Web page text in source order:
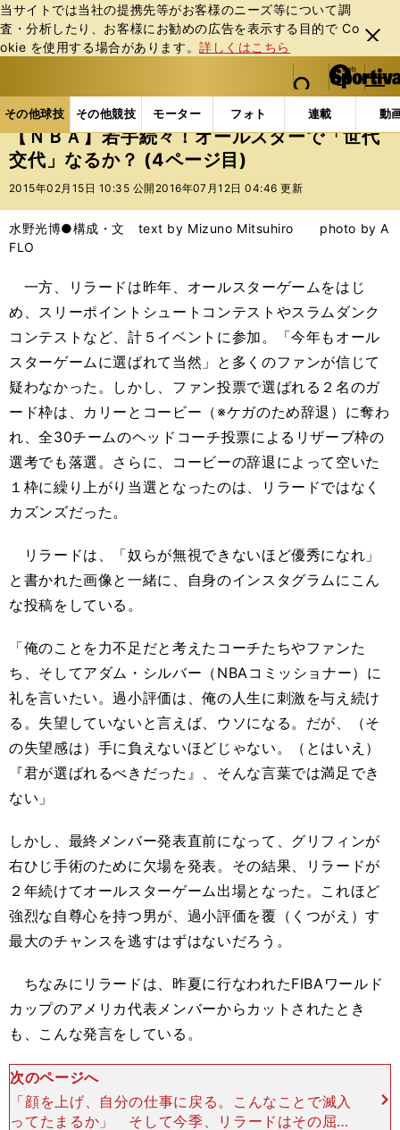
当サイトでは当社の提携先等がお客様のニーズ等について調
査・分析したり、お客様にお勧めの広告を表⽰する⽬的で Co
okie を使⽤する場合があります。詳しくはこちら
閉じ
る
web Sportiva (webスポルティーバ)
検索
マイペ
ー
ジ
メニュ
その他球技 その他競技 モーター フォト 連載 動
ス
ポ
ル
バ
その他球技の記事一覧 バスケットボール NBA
【ＮＢＡ】若手続々！オールスターで「世代
交代」なるか？ (4ページ目)
2015年02月15日 10:35 公開 2016年07月12日 04:46 更新
水野光博●構成・文 text by Mizuno Mitsuhiro photo by A
FLO
一方、リラードは昨年、オールスターゲームをはじ
め、スリーポイントシュートコンテストやスラムダンク
コンテストなど、計５イベントに参加。「今年もオール
スターゲームに選ばれて当然」と多くのファンが信じて
疑わなかった。しかし、ファン投票で選ばれる２名のガ
ード枠は、カリーとコービー（※ケガのため辞退）に奪わ
れ、全30チームのヘッドコーチ投票によるリザーブ枠の
選考でも落選。さらに、コービーの辞退によって空いた
１枠に繰り上がり当選となったのは、リラードではなく
カズンズだった。
リラードは、「奴らが無視できないほど優秀になれ」
と書かれた画像と一緒に、自身のインスタグラムにこん
な投稿をしている。
「俺のことを力不足だと考えたコーチたちやファンた
ち、そしてアダム・シルバー（NBAコミッショナー）に
礼を言いたい。過小評価は、俺の人生に刺激を与え続け
る。失望していないと言えば、ウソになる。だが、（そ
の失望感は）手に負えないほどじゃない。（とはいえ）
『君が選ばれるべきだった』、そんな言葉では満足でき
ない」
しかし、最終メンバー発表直前になって、グリフィンが
右ひじ手術のために欠場を発表。その結果、リラードが
２年続けてオールスターゲーム出場となった。これほど
強烈な自尊心を持つ男が、過小評価を覆（くつがえ）す
最大のチャンスを逃すはずはないだろう。
ちなみにリラードは、昨夏に行なわれたFIBAワールド
カップのアメリカ代表メンバーからカットされたとき
も、こんな発言をしている。
次のページへ
「顔を上げ、自分の仕事に戻る。こんなことで滅入
ってたまるか」 そして今季、リラードはその屈辱